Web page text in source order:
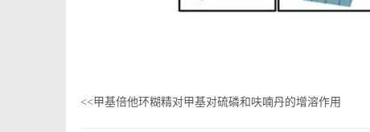
<<甲基倍他环糊精对甲基对硫磷和呋喃丹的增溶作用